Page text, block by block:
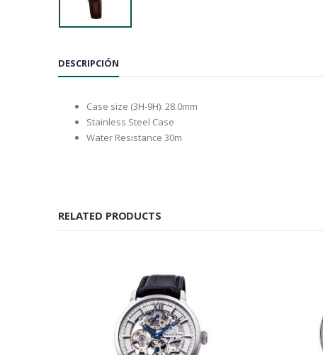
DESCRIPCIÓN
Case size (3H-9H): 28.0mm
Stainless Steel Case
Water Resistance 30m
RELATED PRODUCTS